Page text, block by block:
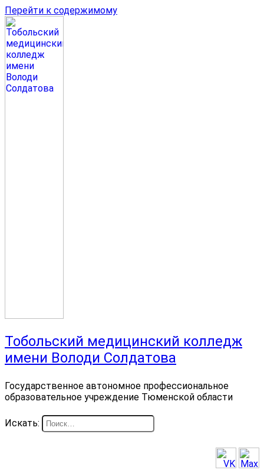
Перейти к содержимому
Тобольский медицинский колледж
имени Володи Солдатова
Государственное автономное профессиональное
образовательное учреждение Тюменской области
Искать: